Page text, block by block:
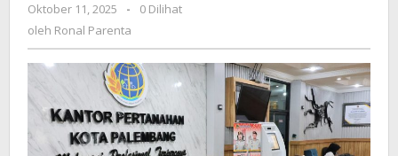
Ternyata
Murah
Oktober 11, 2025
oleh
Ronal
-
0 Dilihat
oleh Ronal Parenta